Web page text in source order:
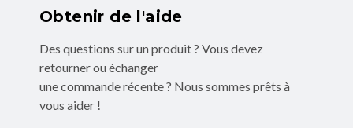
Obtenir de l'aide
Des questions sur un produit ? Vous devez
retourner ou échanger
une commande récente ? Nous sommes prêts à
vous aider !